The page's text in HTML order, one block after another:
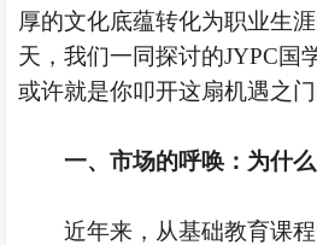
厚的文化底蕴转化为职业生
天，我们一同探讨的JYPC国
或许就是你叩开这扇机遇之门
一、 市场的呼唤：为什
近年来，从基础教育课